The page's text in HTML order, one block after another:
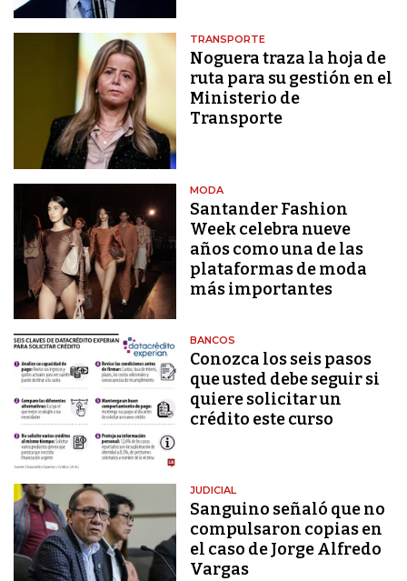
TRANSPORTE
Noguera traza la hoja de
ruta para su gestión en el
Ministerio de
Transporte
MODA
Santander Fashion
Week celebra nueve
años como una de las
plataformas de moda
más importantes
BANCOS
Conozca los seis pasos
que usted debe seguir si
quiere solicitar un
crédito este curso
JUDICIAL
Sanguino señaló que no
compulsaron copias en
el caso de Jorge Alfredo
Vargas